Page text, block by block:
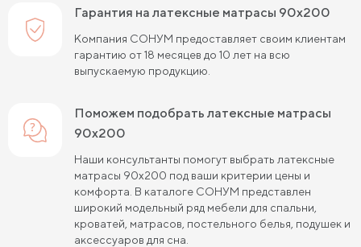
Пружинные матрасы 120 см
Пружинные матрасы 140 см
Пружинные матрасы 180 см
Пружинные матрасы 80х190 см
Пружинные матрасы 90х200 см
Пружинные матрасы 120х200 см
Гарантия на латексные матрасы 90х200
Компания СОНУМ предоставляет своим клиентам
гарантию от 18 месяцев до 10 лет на всю
выпускаемую продукцию.
Поможем подобрать латексные матрасы
90х200
Наши консультанты помогут выбрать латексные
матрасы 90х200 под ваши критерии цены и
комфорта. В каталоге СОНУМ представлен
широкий модельный ряд мебели для спальни,
кроватей, матрасов, постельного белья, подушек и
аксессуаров для сна.